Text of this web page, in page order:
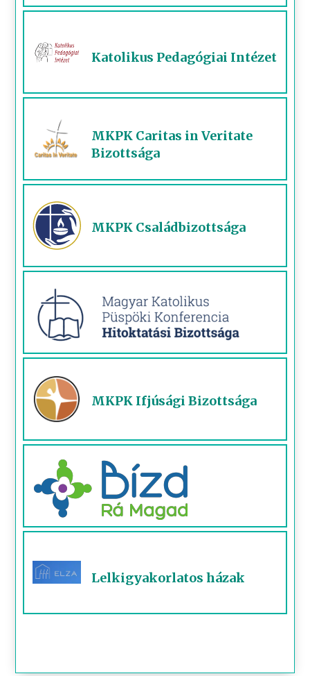
Katolikus Pedagógiai Intézet
MKPK Caritas in Veritate
Bizottsága
MKPK Családbizottsága
MKPK Ifjúsági Bizottsága
Lelkigyakorlatos házak